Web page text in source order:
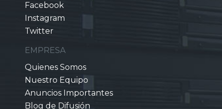
Facebook
Instagram
Twitter
EMPRESA
Quienes Somos
Nuestro Equipo
Anuncios Importantes
Blog de Difusión